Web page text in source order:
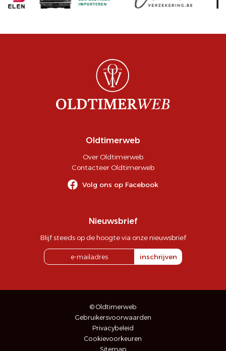
Oldtimerweb
Over Oldtimerweb
Contacteer Oldtimerweb
Volg ons op Facebook
Nieuwsbrief
Blijf steeds op de hoogte via onze nieuwsbrief
inschrijven
© Oldtimerweb
Gebruikersvoorwaarden
Privacybeleid
Cookievoorkeuren
Sitemap